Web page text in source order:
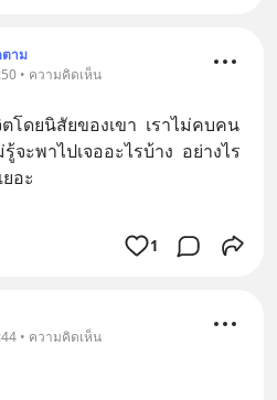
าม
• ความคิดเห็น
โดยนิสัยของเขา  เราไม่คบคน
ะพาไปเจออะไรบ้าง  อย่างไร
อะ
1
• ความคิดเห็น